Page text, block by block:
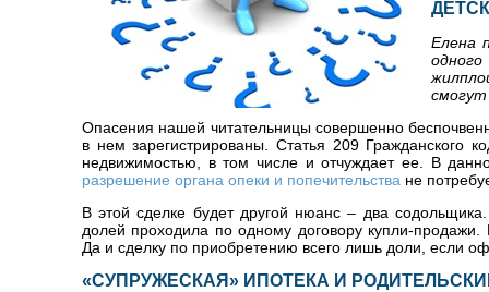
Елена
смогут
Опасения нашей читательницы совершенно
в нем зарегистрированы. Статья 209 Гражданского
недвижимостью, в том числе и отчуждает ее. В
разрешение органа опеки и попечительства не
В этой сделке будет другой нюанс – два
долей проходила по одному договору купли-
Да и сделку по приобретению всего лишь доли, если
«СУПРУЖЕСКАЯ» ИПОТЕКА И